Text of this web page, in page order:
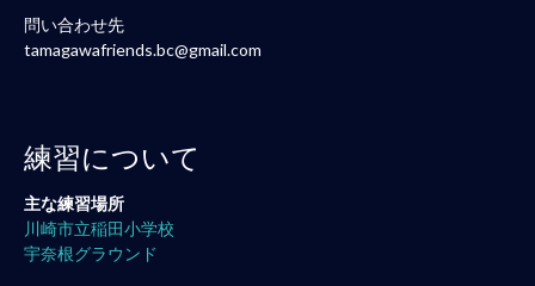
問い合わせ先
tamagawafriends.bc@gmail.com
練習について
主な練習場所
川崎市立稲田小学校
宇奈根グラウンド